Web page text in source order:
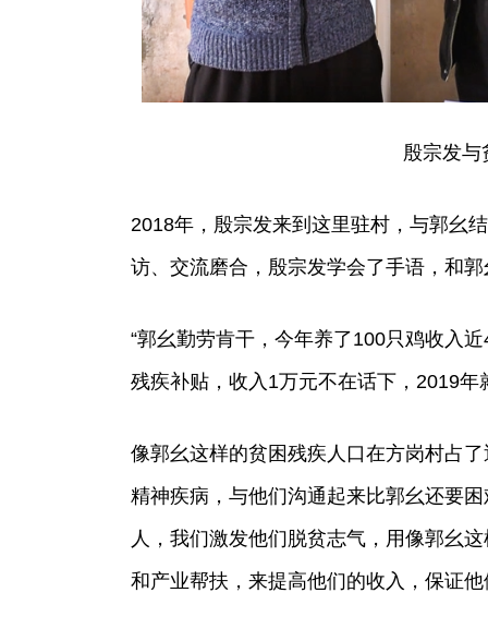
殷宗发与
2018年，殷宗发来到这里驻村，与郭幺
访、交流磨合，殷宗发学会了手语，和
“郭幺勤劳肯干，今年养了100只鸡收入
残疾补贴，收入1万元不在话下，2019年
像郭幺这样的贫困残疾人口在方岗村占
精神疾病，与他们沟通起来比郭幺还要
人，我们激发他们脱贫志气，用像郭幺
和产业帮扶，来提高他们的收入，保证他